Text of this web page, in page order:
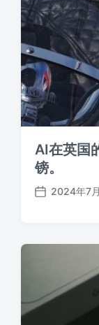
AI在英国
镑。
发
期
2024年7